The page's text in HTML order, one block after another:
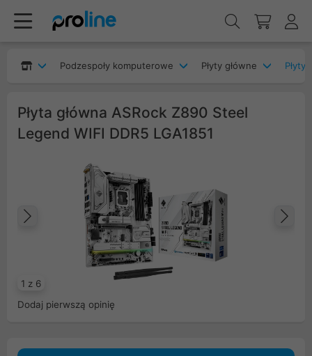
Podzespoły komputerowe Płyty główne Płyty
Płyta główna ASRock Z890 Steel
Legend WIFI DDR5 LGA1851
1 z 6
Poprzedni
Dodaj pierwszą opinię